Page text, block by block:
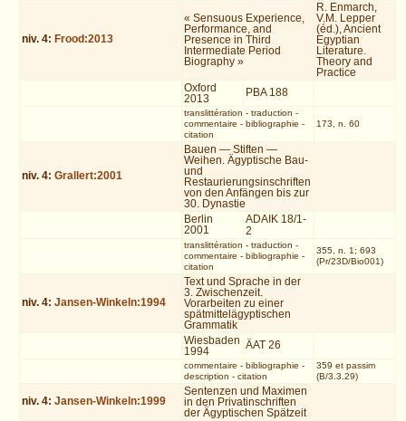
niv. 4: Frood:2013
« Sensuous Experience,
Performance, and
Presence in Third
Intermediate Period
Biography »
R. Enmarch,
V.M. Lepper
(éd.), Ancient
Egyptian
Literature.
Theory and
Practice
Oxford
2013
PBA 188
translittération - traduction -
commentaire - bibliographie -
citation
173, n. 60
niv. 4:Grallert:2001
Bauen — Stiften —
Weihen. Ägyptische Bau-
und
Restaurierungsinschriften
von den Anfängen bis zur
30. Dynastie
Berlin
2001
ADAIK 18/1-
2
translittération - traduction -
commentaire - bibliographie -
citation
355, n. 1; 693
(Pr/23D/Bio001)
niv. 4:Jansen-Winkeln:1994
Text und Sprache in der
3. Zwischenzeit.
Vorarbeiten zu einer
spätmittelägyptischen
Grammatik
Wiesbaden
1994
ÄAT 26
commentaire - bibliographie -
description - citation
359 et passim
(B/3.3.29)
niv. 4:Jansen-Winkeln:1999
Sentenzen und Maximen
in den Privatinschriften
der Ägyptischen Spätzeit